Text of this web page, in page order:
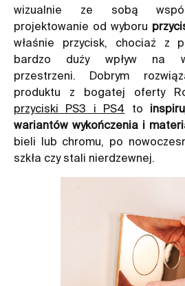
wizualnie ze sobą
projektowanie od wyboru
właśnie przycisk, chociaż z
bardzo duży wpływ na
przestrzeni. Dobrym
produktu z bogatej oferty
przyciski PS3 i PS4 to
wariantów wykończenia i
bieli lub chromu, po
szkła czy stali nierdzewnej.